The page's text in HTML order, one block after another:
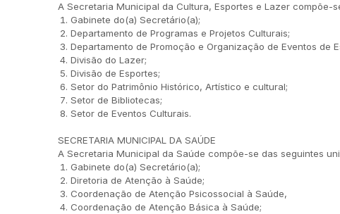
A Secretaria Municipal da Cultura, Esportes e Lazer compõe-
Gabinete do(a) Secretário(a);
Departamento de Programas e Projetos Culturais;
Departamento de Promoção e Organização de Eventos de
Divisão do Lazer;
Divisão de Esportes;
Setor do Patrimônio Histórico, Artístico e cultural;
Setor de Bibliotecas;
Setor de Eventos Culturais.
SECRETARIA MUNICIPAL DA SAÚDE
A Secretaria Municipal da Saúde compõe-se das seguintes
Gabinete do(a) Secretário(a);
Diretoria de Atenção à Saúde;
Coordenação de Atenção Psicossocial à Saúde,
Coordenação de Atenção Básica à Saúde;